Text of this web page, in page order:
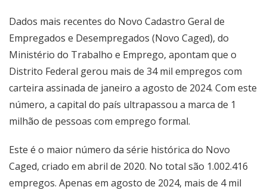
Dados mais recentes do Novo Cadastro Geral de
Empregados e Desempregados (Novo Caged), do
Ministério do Trabalho e Emprego, apontam que o
Distrito Federal gerou mais de 34 mil empregos com
carteira assinada de janeiro a agosto de 2024. Com este
número, a capital do país ultrapassou a marca de 1
milhão de pessoas com emprego formal.
Este é o maior número da série histórica do Novo
Caged, criado em abril de 2020. No total são 1.002.416
empregos. Apenas em agosto de 2024, mais de 4 mil